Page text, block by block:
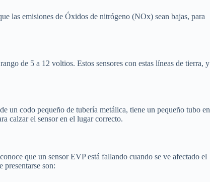
las emisiones de Óxidos de nitrógeno (NOx) sean bajas, para
de 5 a 12 voltios. Estos sensores con estas líneas de tierra, y
un codo pequeño de tubería metálica, tiene un pequeño tubo en
calzar el sensor en el lugar correcto.
que un sensor EVP está fallando cuando se ve afectado el
son: